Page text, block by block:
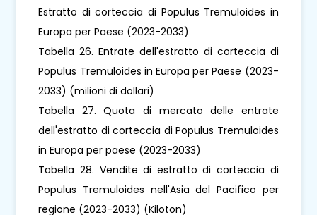
Estratto di corteccia di Populus Tremuloides in
Europa per Paese (2023-2033)
Tabella 26. Entrate dell'estratto di corteccia di
Populus Tremuloides in Europa per Paese (2023-
2033) (milioni di dollari)
Tabella 27. Quota di mercato delle entrate
dell'estratto di corteccia di Populus Tremuloides
in Europa per paese (2023-2033)
Tabella 28. Vendite di estratto di corteccia di
Populus Tremuloides nell'Asia del Pacifico per
regione (2023-2033) (Kiloton)